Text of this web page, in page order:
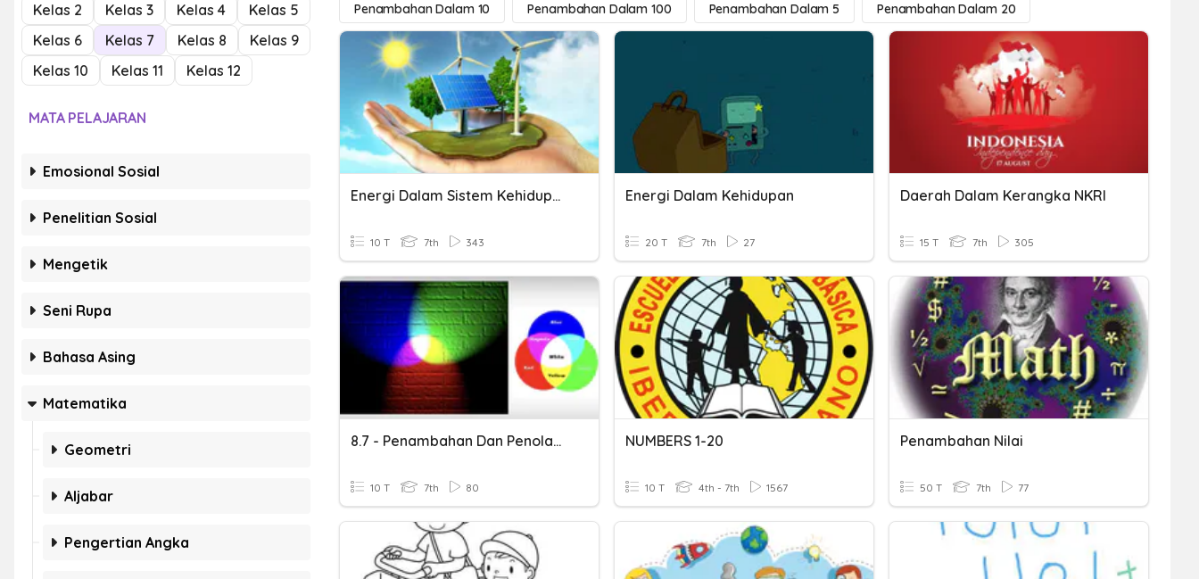
Kelas 2
Kelas 3 Kelas 4
Kelas 5
Kelas 6
Kelas 7 Kelas 8
Kelas 9
Kelas 10
Kelas 11 Kelas 12
MATA PELAJARAN
Emosional Sosial
Penelitian Sosial
Mengetik
Seni Rupa
Bahasa Asing
Matematika
Geometri
Aljabar
Pengertian Angka
Penambahan Dalam 10 Penambahan Dalam 100 Penambahan Dalam 5 Penambahan Dalam 20
Energi Dalam Sistem Kehidupan
10 T 7th 343
Energi Dalam Kehidupan
20 T 7th 27
Daerah Dalam Kerangka NKRI
15 T 7th 305
8.7 - Penambahan Dan Penolakan Cahaya
10 T 7th 80
NUMBERS 1-20
10 T 4th - 7th 1567
Penambahan Nilai
50 T 7th 77